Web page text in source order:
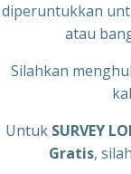
diperuntukkan
atau
Silahkan
Untuk SURVEY
Gratis,